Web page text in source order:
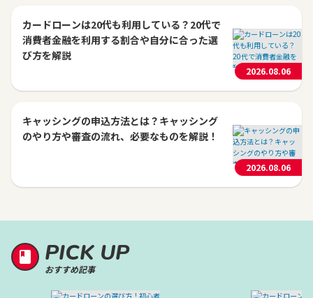
カードローンは20代も利用している？20代で
消費者金融を利用する割合や自分に合った選
び方を解説
2026.08.06
キャッシングの申込方法とは？キャッシング
のやり方や審査の流れ、必要なものを解説！
2026.08.06
PICK UP
おすすめ記事